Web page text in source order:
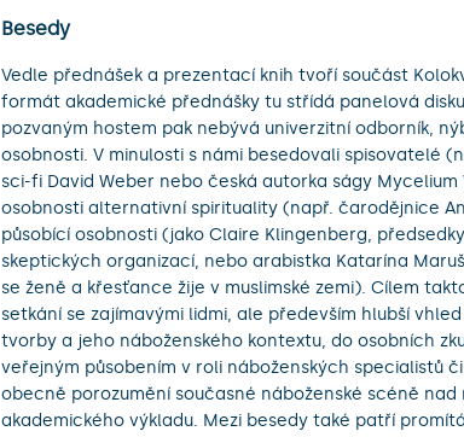
Besedy
Vedle přednášek a prezentací knih tvoří součást
formát akademické přednášky tu střídá panelová
pozvaným hostem pak nebývá univerzitní odborník,
osobnosti. V minulosti s námi besedovali spisovatelé
sci-fi David Weber nebo česká autorka ságy Mycelium
osobnosti alternativní spirituality (např. čarodějnice
působící osobnosti (jako Claire Klingenberg,
skeptických organizací, nebo arabistka Katarína
se ženě a křesťance žije v muslimské zemi). Cílem
setkání se zajímavými lidmi, ale především hlubší
tvorby a jeho náboženského kontextu, do osobních
veřejným působením v roli náboženských specialistů
obecně porozumění současné náboženské scéně
akademického výkladu. Mezi besedy také patří